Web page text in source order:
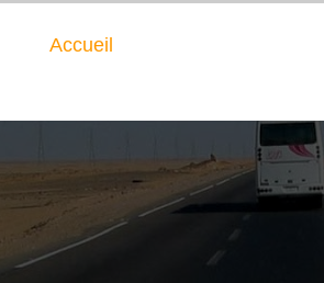
Accueil